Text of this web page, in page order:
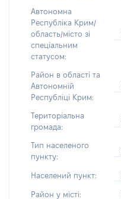
Автономна
Республіка Крим/
область/місто зі
спеціальним
статусом:
Район в області та
Автономній
Республіці Крим:
Територіальна
громада:
Тип населеного
пункту:
Населений пункт:
Район у місті: